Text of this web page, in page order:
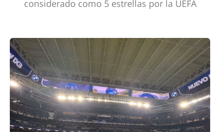
considerado como 5 estrellas por la UEFA